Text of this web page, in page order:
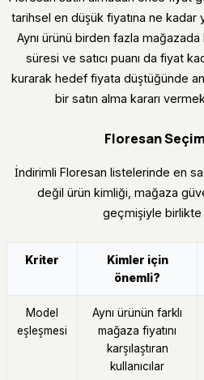
tarihsel en düşük fiyatına ne kadar
Aynı ürünü birden fazla
süresi ve satıcı puanı da fiyat
kurarak hedef fiyata düştüğünde
bir satın alma kararı
Floresan
İndirimli Floresan listelerinde en
değil ürün kimliği, mağaza
geçmişiyle birlikte
Kriter
Kimler için
önemli?
Model
eşleşmesi
Aynı ürünün farklı
mağaza fiyatını
karşılaştıran
kullanıcılar